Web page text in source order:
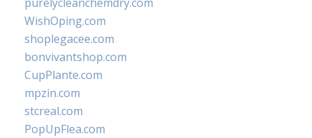
WishOping.com
shoplegacee.com
bonvivantshop.com
CupPlante.com
mpzin.com
stcreal.com
PopUpFlea.com